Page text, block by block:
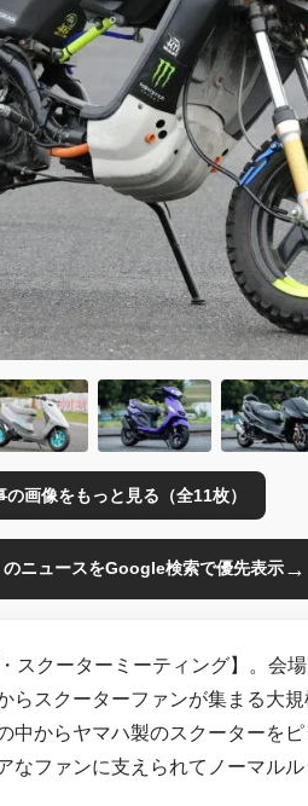
の画像をもっと見る（全11枚）
ニュースをGoogle検索で優先表示→
スクーターミーティング】。会
らスクーターファンが集まる大
中からヤマハ製のスクーターを
なファンに支えられてノーマル